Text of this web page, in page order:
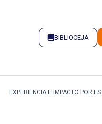
BIBLIOCEJA
EXPERIENCIA E IMPACTO POR